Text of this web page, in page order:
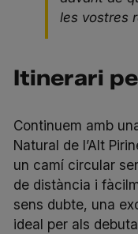
les vostres
Itinerari
Continuem amb
Natural de l’Alt
un camí circular
de distància i
sens dubte, una
ideal per als